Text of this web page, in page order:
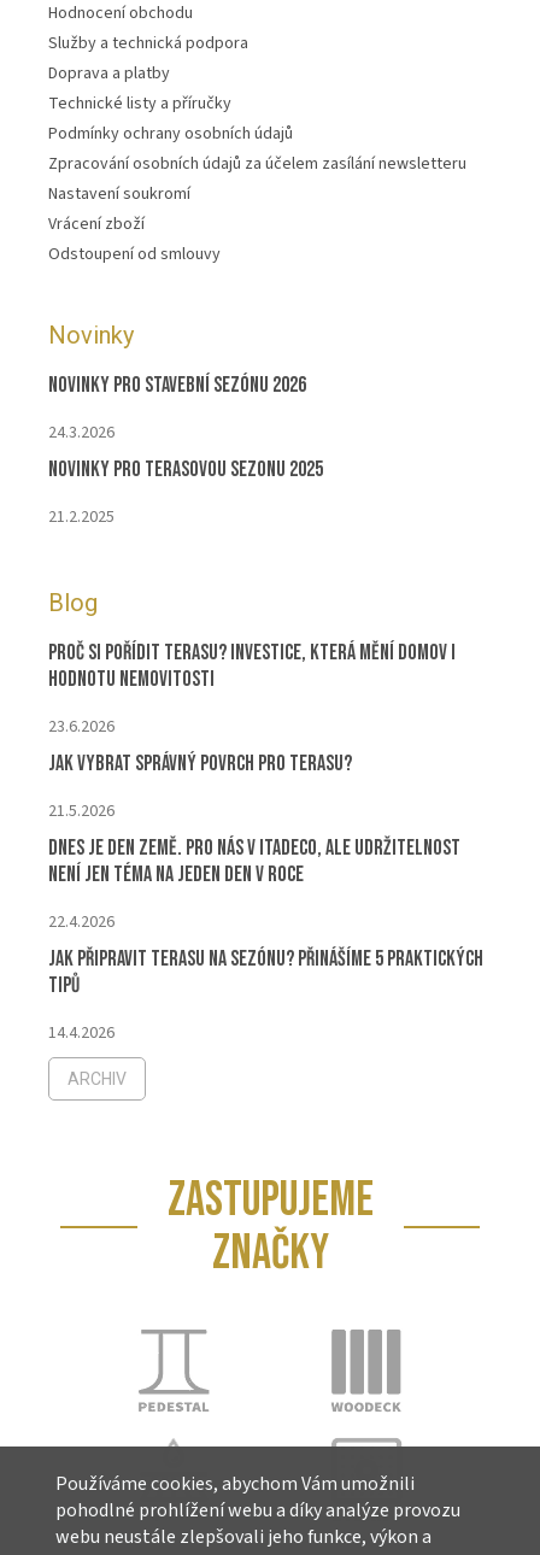
Používáme cookies, abychom Vám umožnili
pohodlné prohlížení webu a díky analýze provozu
webu neustále zlepšovali jeho funkce, výkon a
Hodnocení obchodu
Služby a technická podpora
Doprava a platby
Technické listy a příručky
Podmínky ochrany osobních údajů
Zpracování osobních údajů za účelem zasílání newsletteru
Nastavení soukromí
Vrácení zboží
Odstoupení od smlouvy
Novinky
Novinky pro stavební sezónu 2026
24.3.2026
Novinky pro terasovou sezonu 2025
21.2.2025
Blog
Proč si pořídit terasu? Investice, která mění domov i
hodnotu nemovitosti
23.6.2026
Jak vybrat správný povrch pro terasu?
21.5.2026
Dnes je Den Země. Pro nás v ITADECO, ale udržitelnost
není jen téma na jeden den v roce
22.4.2026
Jak připravit terasu na sezónu? Přinášíme 5 praktických
tipů
14.4.2026
ARCHIV
ZASTUPUJEME
ZNAČKY